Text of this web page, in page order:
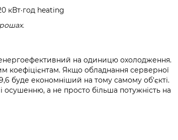
кВт·год heating
на одиницю охолодження.
коефіцієнтам. Якщо обладнання серверної
буде економніший на тому самому об'єкті.
осушенню, а не просто більша потужність на